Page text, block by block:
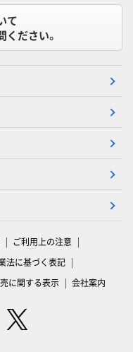
て
ください。
ご利用上の注意
法に基づく表記
に関する表示 会社案内